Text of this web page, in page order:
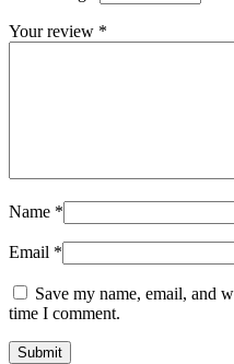
Your review *
Name *
Email *
Save my name, email, and
time I comment.